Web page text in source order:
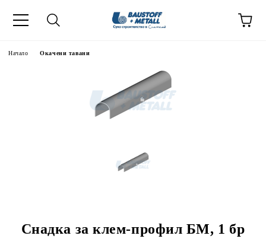
Начало Окачени тавани
Снадка за клем-профил БМ, 1 бр